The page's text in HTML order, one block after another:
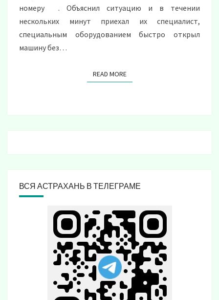
номеру . Объяснил ситуацию и в течении
нескольких минут приехал их специалист,
специальным оборудованием быстро открыл
машину без…
READ MOREREAD MORE
ВСЯ АСТРАХАНЬ В ТЕЛЕГРАМЕ